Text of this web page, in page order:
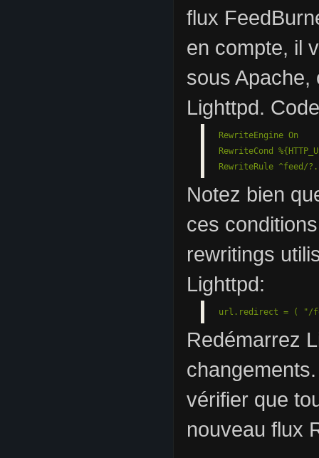
flux
en compte, il
sous Apache,
Lighttpd.
RewriteEngine On
RewriteCond
RewriteRule
Notez bien
ces
rewritings
Lighttpd:
Redémarrez
vérifier que
nouveau flux